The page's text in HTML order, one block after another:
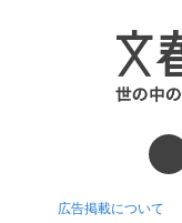
広告掲載について